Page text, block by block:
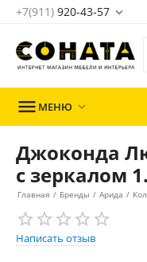
+7(911) 920-43-57 
 МЕНЮ 
Джоконда
с зеркалом
Главная / Бренды / Арида /
Написать отзыв